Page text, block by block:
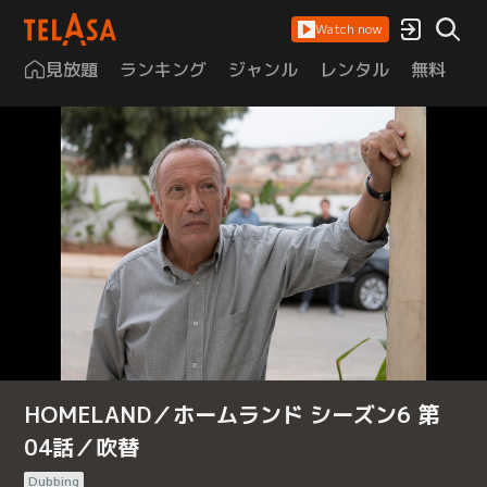
Watch now
見放題 ランキング ジャンル レンタル 無料
HOMELAND／ホームランド シーズン6 第
04話／吹替
Dubbing